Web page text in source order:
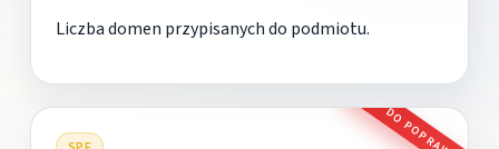
Liczba domen przypisanych do podmiotu.
DO POPRAWY